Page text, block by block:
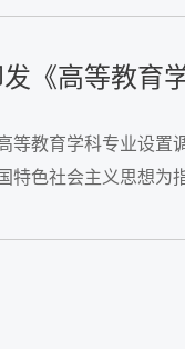
《高等教育
等教育学科专业设
特色社会主义思想